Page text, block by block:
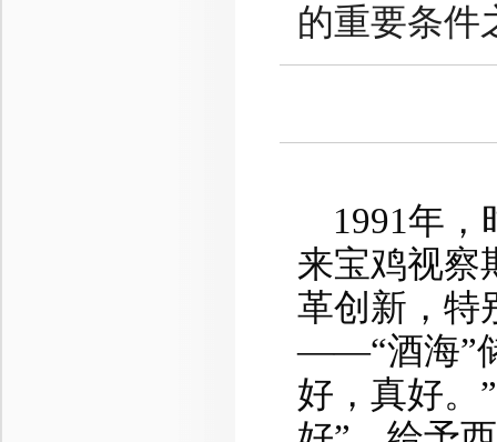
的重要条件
1991年
来宝鸡视察
革创新，特
——“酒海”
好，真好。